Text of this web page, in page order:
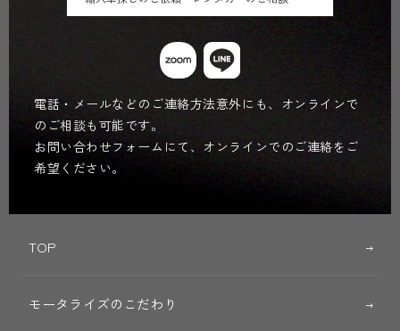
電話・メールなどのご連絡方法意外にも、オンラインで
のご相談も可能です。
お問い合わせフォームにて、オンラインでのご連絡をご
希望ください。
TOP
モータライズのこだわり